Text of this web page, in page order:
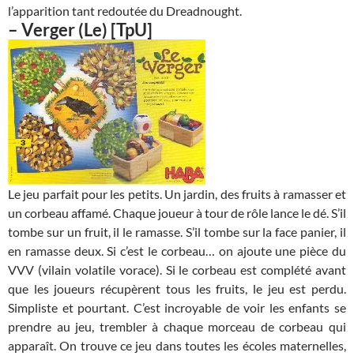
l’apparition tant redoutée du Dreadnought.
– Verger (Le) [TpU]
Le jeu parfait pour les petits. Un jardin, des fruits à ramasser et
un corbeau affamé. Chaque joueur à tour de rôle lance le dé. S’il
tombe sur un fruit, il le ramasse. S’il tombe sur la face panier, il
en ramasse deux. Si c’est le corbeau… on ajoute une pièce du
VVV (vilain volatile vorace). Si le corbeau est complété avant
que les joueurs récupèrent tous les fruits, le jeu est perdu.
Simpliste et pourtant. C’est incroyable de voir les enfants se
prendre au jeu, trembler à chaque morceau de corbeau qui
apparaît. On trouve ce jeu dans toutes les écoles maternelles,